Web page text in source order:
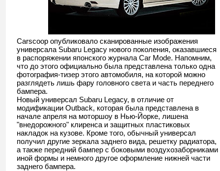
Carscoop опубликовало сканированные изображения
универсала Subaru Legacy нового поколения, оказавшиеся
в распоряжении японского журнала Car Mode. Напомним,
что до этого официально была представлена только одна
фотография-тизер этого автомобиля, на которой можно
разглядеть лишь фару головного света и часть переднего
бампера.
Новый универсал Subaru Legacy, в отличие от
модификации Outback, которая была представлена в
начале апреля на моторшоу в Нью-Йорке, лишена
"внедорожного" клиренса и защитных пластиковых
накладок на кузове. Кроме того, обычный универсал
получил другие зеркала заднего вида, решетку радиатора,
а также передний бампер с боковыми воздухозаборниками
иной формы и немного другое оформление нижней части
заднего бампера.